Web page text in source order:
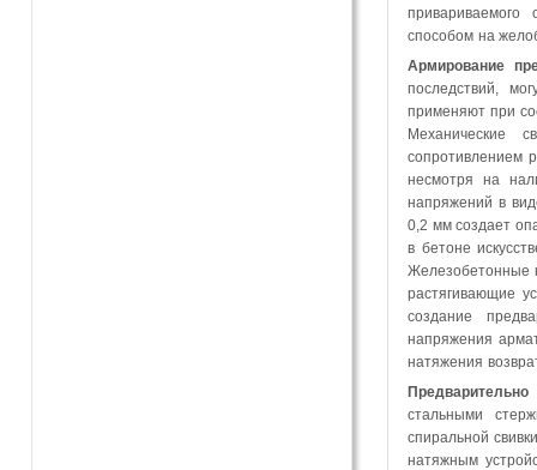
способом на
Армирование
последствий,
применяют при
Механические
сопротивлением
несмотря на
напряжений в
0,2 мм создает
в бетоне
Железобетонные
растягивающие
создание
напряжения
натяжения
стальными
спиральной
натяжным